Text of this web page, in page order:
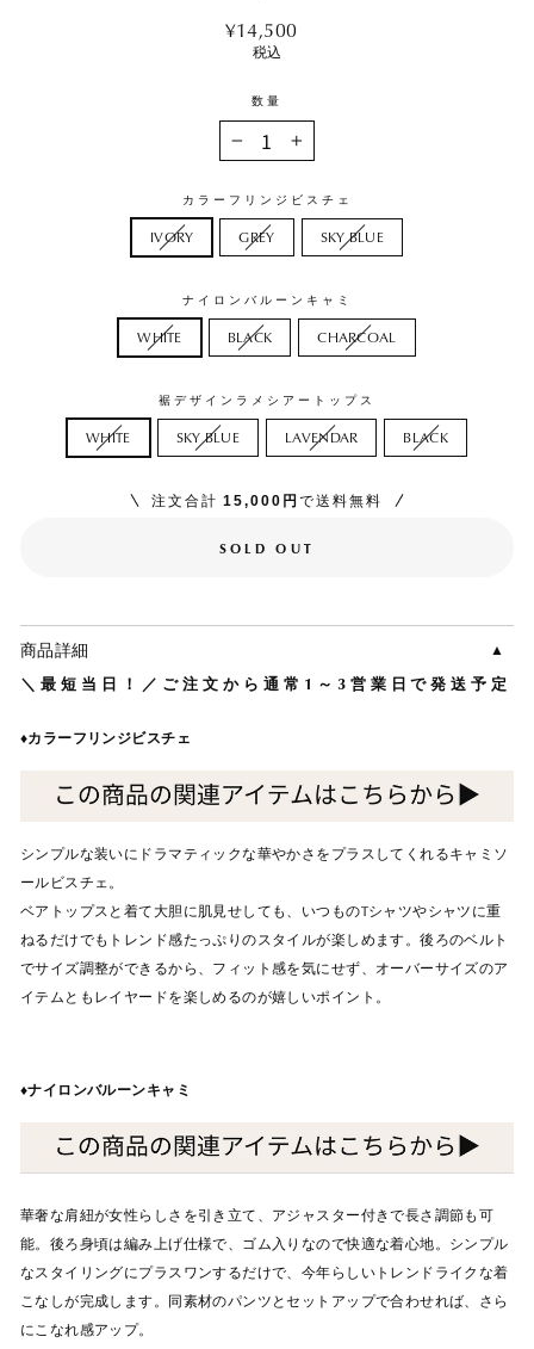
Sale
price
¥14,500
税込
数量
− +
カラーフリンジビスチェ
IVORY GREY SKY BLUE
ナイロンバルーンキャミ
WHITE BLACK CHARCOAL
裾デザインラメシアートップス
WHITE SKY BLUE LAVENDAR BLACK
注文合計 15,000円 で送料無料
SOLD OUT
商品詳細
＼最短当日！／ご注文から通常1～3営業日で発送予定
♦︎カラーフリンジビスチェ
シンプルな装いにドラマティックな華やかさをプラスしてくれるキャミソ
ールビスチェ。
ベアトップスと着て大胆に肌見せしても、いつものTシャツやシャツに重
ねるだけでもトレンド感たっぷりのスタイルが楽しめます。後ろのベルト
でサイズ調整ができるから、フィット感を気にせず、オーバーサイズのア
イテムともレイヤードを楽しめるのが嬉しいポイント。
♦︎ナイロンバルーンキャミ
華奢な肩紐が女性らしさを引き立て、アジャスター付きで長さ調節も可
能。後ろ身頃は編み上げ仕様で、ゴム入りなので快適な着心地。シンプル
なスタイリングにプラスワンするだけで、今年らしいトレンドライクな着
こなしが完成します。同素材のパンツとセットアップで合わせれば、さら
にこなれ感アップ。